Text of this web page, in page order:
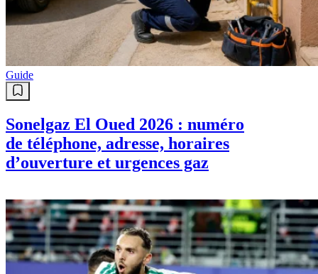
Guide
Sonelgaz El Oued 2026 : numéro
de téléphone, adresse, horaires
d’ouverture et urgences gaz